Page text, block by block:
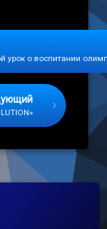
о воспитании